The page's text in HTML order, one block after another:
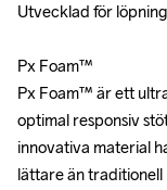
Utvecklad för
Px Foam™
Px Foam™ är ett
optimal responsiv
innovativa material
lättare än traditionell
Utvecklad för
Px Foam™
Px Foam™ är ett
optimal responsiv
innovativa material
lättare än traditionell